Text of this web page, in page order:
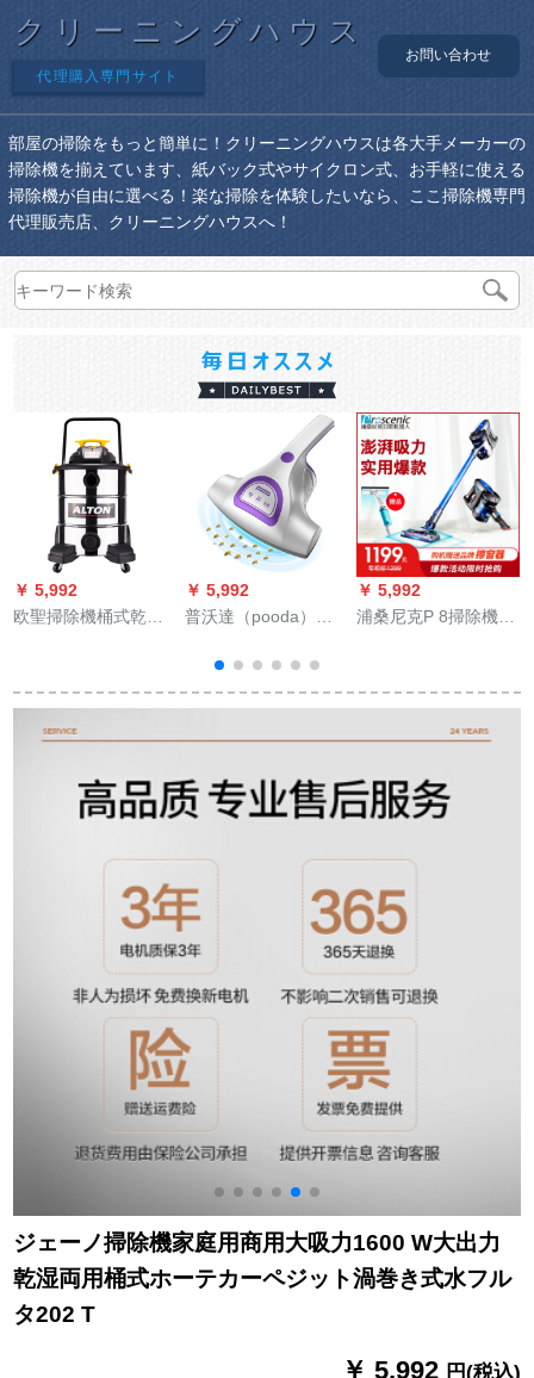
クリーニングハウス
代理購入専門サイト
お問い合わせ
部屋の掃除をもっと簡単に！クリーニングハウスは各大手メーカーの
掃除機を揃えています、紙バック式やサイクロン式、お手軽に使える
掃除機が自由に選べる！楽な掃除を体験したいなら、ここ掃除機専門
代理販売店、クリーニングハウスへ！
￥ 5,992
欧聖掃除機桶式乾湿
18199-16掃除機黒
￥ 5,992
普沃達（pooda）
る小型掃除機家庭用
ダニ除去機の紫外線
トド上殺菌機M 10を
￥ 5,992
浦桑尼克P 8掃除機家
ジェーノ掃除機家庭用商用大吸力1600 W大出力
乾湿両用桶式ホーテカーペジット渦巻き式水フル
タ202 T
￥ 5,992 円(税込)